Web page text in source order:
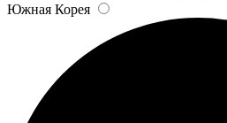
Южная Корея